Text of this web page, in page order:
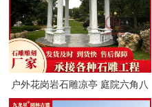
户外花岗岩石雕凉亭 庭院六角八
角仿古石亭子 景区乡村宗祠古建